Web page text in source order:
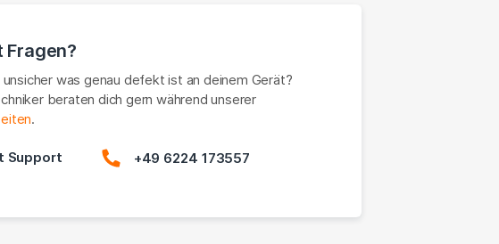
Fragen?
was genau defekt ist an deinem Gerät?
beraten dich gern während unserer
.
Support +49 6224 173557